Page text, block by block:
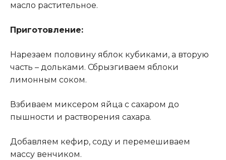
масло растительное.
Приготовление:
Нарезаем половину яблок кубиками, а вторую
часть – дольками. Сбрызгиваем яблоки
лимонным соком.
Взбиваем миксером яйца с сахаром до
пышности и растворения сахара.
Добавляем кефир, соду и перемешиваем
массу венчиком.